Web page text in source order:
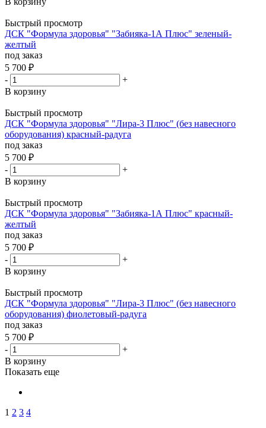
Быстрый просмотр
ДСК "Формула здоровья" "Забияка-1А Плюс" зеленый-
желтый
под заказ
5 700 ₽
-
+
В корзину
Быстрый просмотр
ДСК "Формула здоровья" "Лира-3 Плюс" (без навесного
оборудования) красный-радуга
под заказ
5 700 ₽
-
+
В корзину
Быстрый просмотр
ДСК "Формула здоровья" "Забияка-1А Плюс" красный-
желтый
под заказ
5 700 ₽
-
+
В корзину
Быстрый просмотр
ДСК "Формула здоровья" "Лира-3 Плюс" (без навесного
оборудования) фиолетовый-радуга
под заказ
5 700 ₽
-
+
В корзину
Показать еще
1 2 3 4